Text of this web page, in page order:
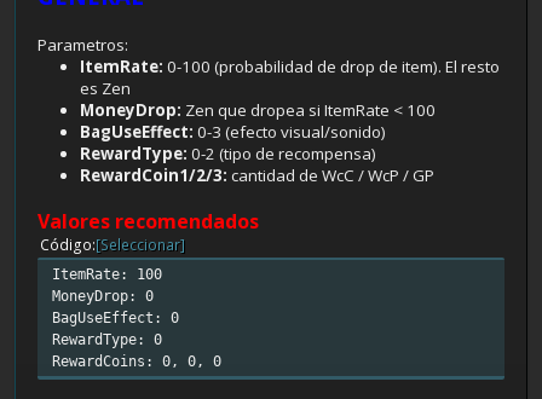
Parametros:
ItemRate: 0-100 (probabilidad de drop de item). El resto
es Zen
MoneyDrop: Zen que dropea si ItemRate < 100
BagUseEffect: 0-3 (efecto visual/sonido)
RewardType: 0-2 (tipo de recompensa)
RewardCoin1/2/3: cantidad de WcC / WcP / GP
Valores recomendados
Código [Seleccionar]
ItemRate: 100
MoneyDrop: 0
BagUseEffect: 0
RewardType: 0
RewardCoins: 0, 0, 0